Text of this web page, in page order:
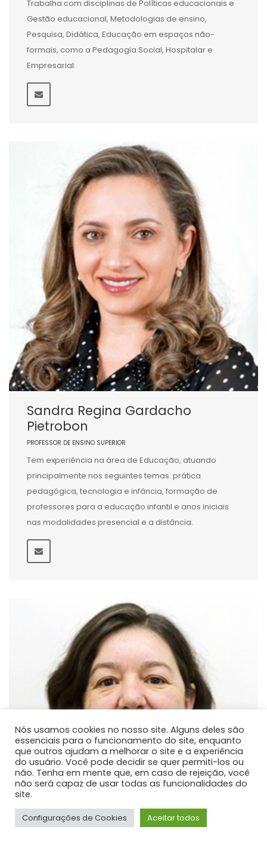
Trabalha com disciplinas de Políticas educacionais e
Gestão educacional, Metodologias de ensino,
Pesquisa, Didática, Educação em espaços não-
formais, como a Pedagogia Social, Hospitalar e
Empresarial.
Sandra Regina Gardacho
Pietrobon
PROFESSOR DE ENSINO SUPERIOR
Tem experiência na área de Educação, atuando
principalmente nos seguintes temas: prática
pedagógica, tecnologia e infância, formação de
professores para a educação infantil e anos iniciais
nas modalidades presencial e a distância.
Nós usamos cookies no nosso site. Alguns deles são
essenciais para o funcionamento do site, enquanto
que outros ajudam a melhorar o site e a experiência
do usuário. Você pode decidir se quer permiti-los ou
não. Tenha em mente que, em caso de rejeição, você
não será capaz de usar todas as funcionalidades do
site.
Configurações de Cookies Aceitar todos